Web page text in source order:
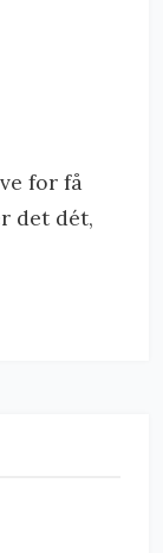
for få
det dét,